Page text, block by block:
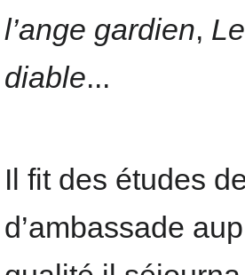
l’ange gardien,
diable...
Il fit des études
d’ambassade